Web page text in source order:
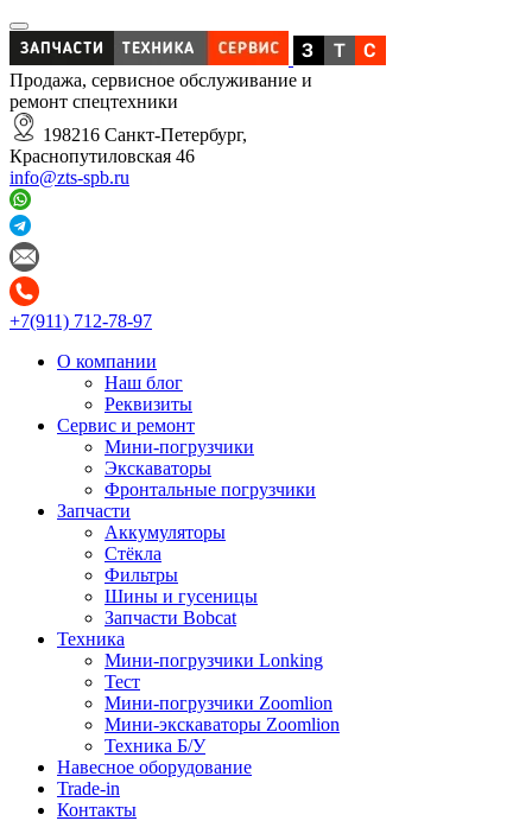
Продажа, сервисное обслуживание и
ремонт спецтехники
198216 Санкт-Петербург,
Краснопутиловская 46
info@zts-spb.ru
+7(911) 712-78-97
О компании
Наш блог
Реквизиты
Сервис и ремонт
Мини-погрузчики
Экскаваторы
Фронтальные погрузчики
Запчасти
Аккумуляторы
Стёкла
Фильтры
Шины и гусеницы
Запчасти Bobcat
Техника
Мини-погрузчики Lonking
Тест
Мини-погрузчики Zoomlion
Мини-экскаваторы Zoomlion
Техника Б/У
Навесное оборудование
Trade-in
Контакты